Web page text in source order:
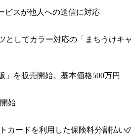
ビスが他人への送信に対応
してカラー対応の「まちうけキ
」を販売開始。基本価格500万円
始
カードを利用した保険料分割払い